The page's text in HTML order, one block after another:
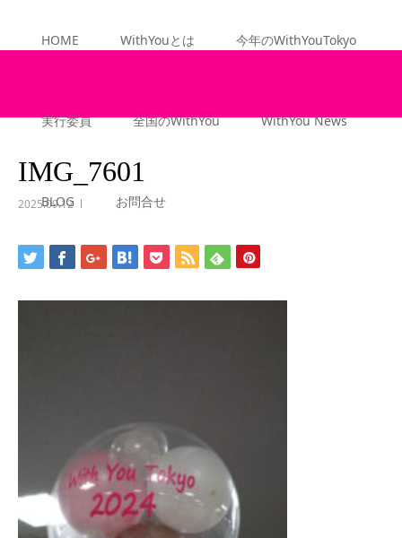
HOME WithYouとは 今年のWithYouTokyo
実行委員 全国のWithYou WithYou News
BLOG お問合せ
IMG_7601
2025.09.12